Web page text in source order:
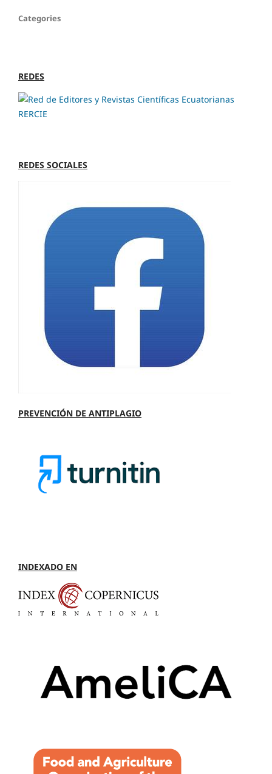
Categories
REDES
REDES SOCIALES
PREVENCIÓN DE ANTIPLAGIO
INDEXADO EN